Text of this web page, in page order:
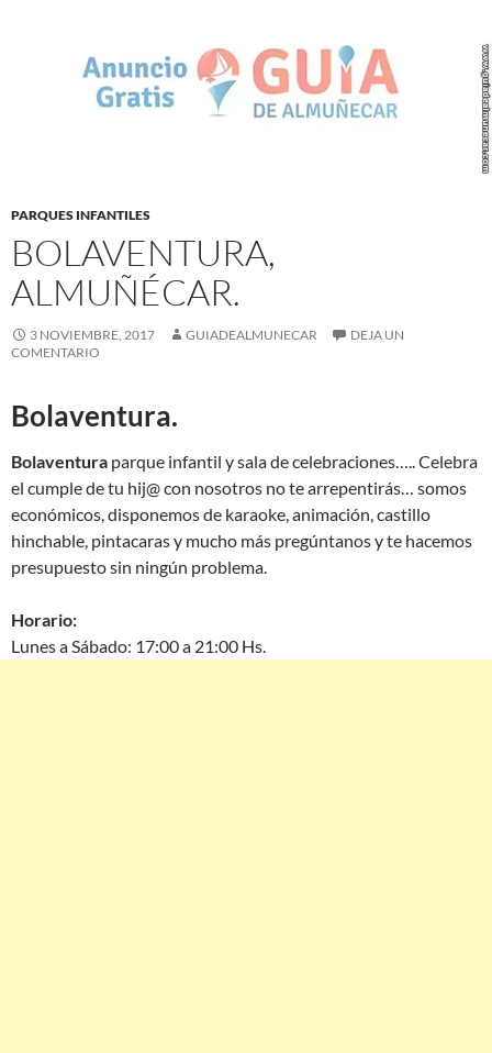
PARQUES INFANTILES
BOLAVENTURA,
ALMUÑÉCAR.
3 NOVIEMBRE, 2017 GUIADEALMUNECAR
DEJA UN
COMENTARIO
Bolaventura.
Bolaventura parque infantil y sala de celebraciones….. Celebra
el cumple de tu hij@ con nosotros no te arrepentirás… somos
económicos, disponemos de karaoke, animación, castillo
hinchable, pintacaras y mucho más pregúntanos y te hacemos
presupuesto sin ningún problema.
Horario:
Lunes a Sábado: 17:00 a 21:00 Hs.